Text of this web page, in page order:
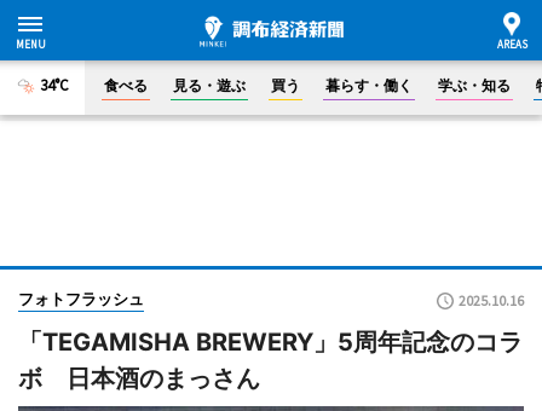
34°C 食べる 見る・遊ぶ 買う 暮らす・働く 学ぶ・知る
フォトフラッシュ 2025.10.16
「TEGAMISHA BREWERY」5周年記念のコラ
ボ 日本酒のまっさん